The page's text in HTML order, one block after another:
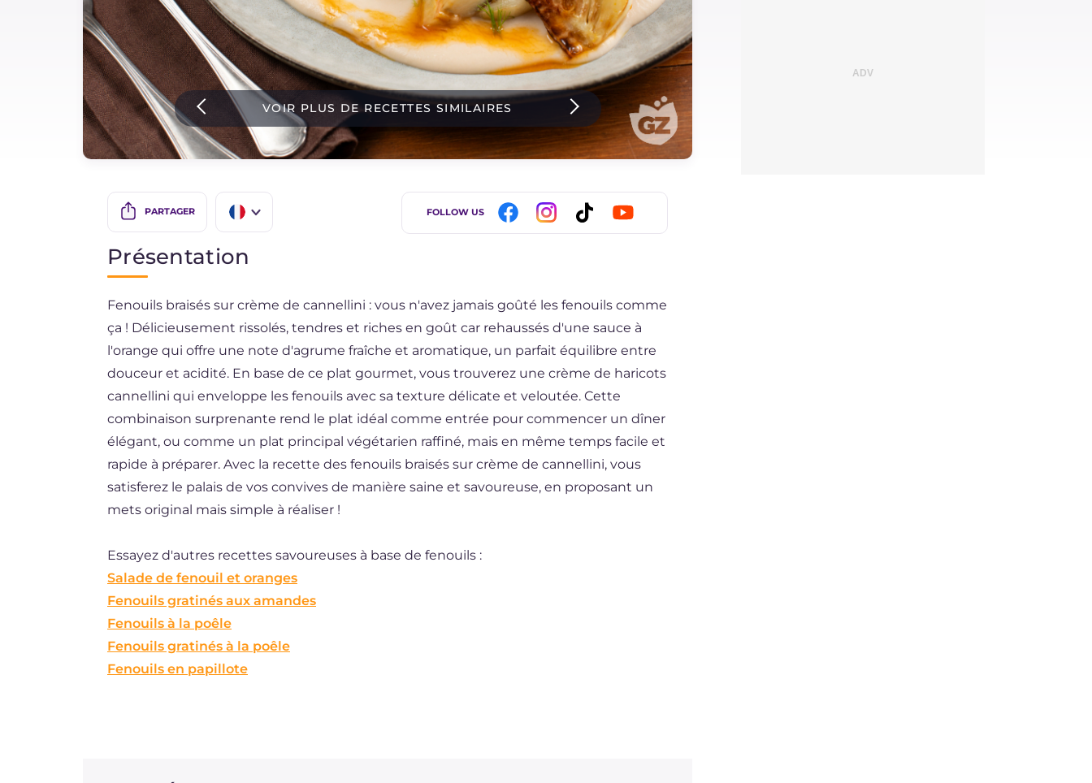
Instagram
YouTube VOIR PLUS DE RECETTES SIMILAIRES
PARTAGER
DE
BR
NL
FOLLOW US
Présentation
Fenouils braisés sur crème de cannellini : vous n'avez jamais goûté les fenouils comme
ça ! Délicieusement rissolés, tendres et riches en goût car rehaussés d'une sauce à
l'orange qui offre une note d'agrume fraîche et aromatique, un parfait équilibre entre
douceur et acidité. En base de ce plat gourmet, vous trouverez une crème de haricots
cannellini qui enveloppe les fenouils avec sa texture délicate et veloutée. Cette
combinaison surprenante rend le plat idéal comme entrée pour commencer un dîner
élégant, ou comme un plat principal végétarien raffiné, mais en même temps facile et
rapide à préparer. Avec la recette des fenouils braisés sur crème de cannellini, vous
satisferez le palais de vos convives de manière saine et savoureuse, en proposant un
mets original mais simple à réaliser !
Essayez d'autres recettes savoureuses à base de fenouils :
Salade de fenouil et oranges
Fenouils gratinés aux amandes
Fenouils à la poêle
Fenouils gratinés à la poêle
Fenouils en papillote